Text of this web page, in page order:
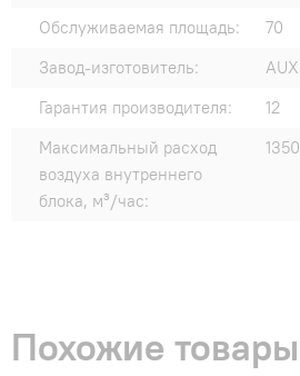
Обслуживаемая площадь:
70
Завод-изготовитель:
AUX
Гарантия производителя:
12
Максимальный расход
воздуха внутреннего
блока, м³/час:
1350
Похожие товары